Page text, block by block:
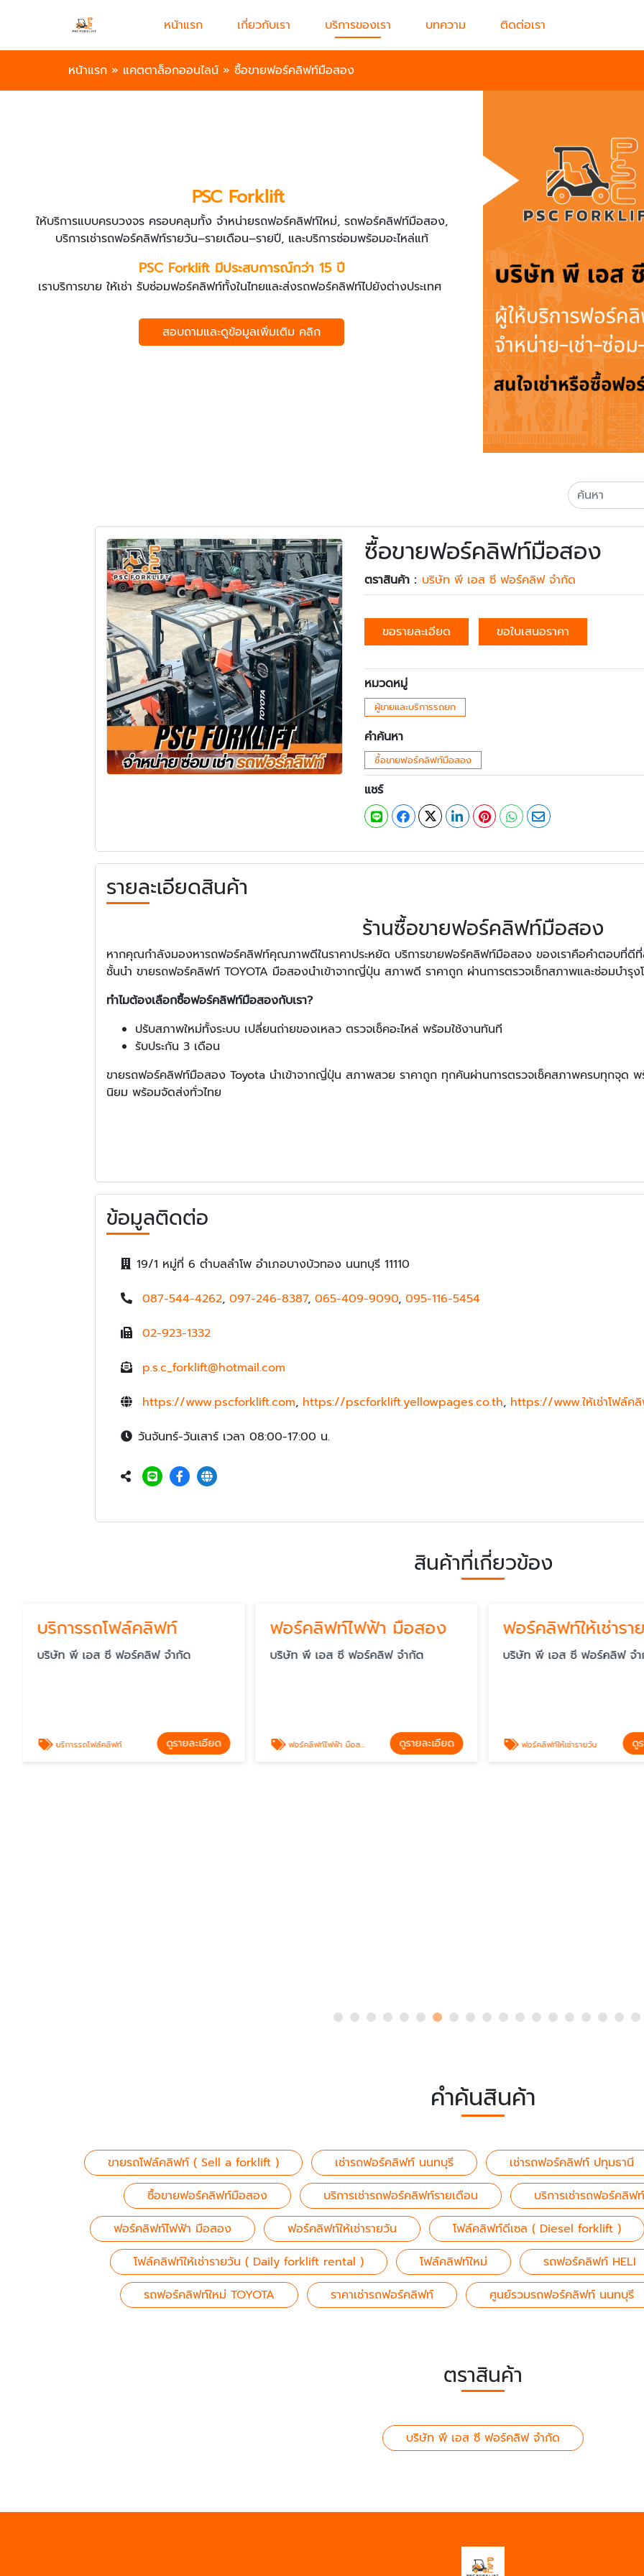
หน้าแรก เกี่ยวกับเรา บริการของเรา บทความ ติดต่อเรา
หน้าแรก » แคตตาล็อกออนไลน์ » ซื้อขายฟอร์คลิฟท์มือสอง
PSC Forklift
ให้บริการแบบครบวงจร ครอบคลุมทั้ง จำหน่ายรถฟอร์คลิฟท์ใหม่, รถฟอร์คลิฟท์มือสอง,
บริการเช่ารถฟอร์คลิฟท์รายวัน–รายเดือน–รายปี, และบริการซ่อมพร้อมอะไหล่แท้
PSC Forklift มีประสบการณ์กว่า 15 ปี
เราบริการขาย ให้เช่า รับซ่อมฟอร์คลิฟท์ทั้งในไทยและส่งรถฟอร์คลิฟท์ไปยังต่างประเทศ
สอบถามและดูข้อมูลเพิ่มเติม คลิก
ซื้อขายฟอร์คลิฟท์มือสอง
ตราสินค้า : บริษัท พี เอส ซี ฟอร์คลิฟ จำกัด
ขอรายละเอียด ขอใบเสนอราคา
หมวดหมู่
ผู้ขายและบริการรถยก
คำค้นหา
ซื้อขายฟอร์คลิฟท์มือสอง
แชร์
รายละเอียดสินค้า
ร้านซื้อขายฟอร์คลิฟท์มือสอง
หากคุณกำลังมองหารถฟอร์คลิฟท์คุณภาพดีในราคาประหยัด บริการขายฟอร์คลิฟท์มือสอง ของเราคือคำตอบที่ดี
ชั้นนำ ขายรถฟอร์คลิฟท์ TOYOTA มือสองนำเข้าจากญี่ปุ่น สภาพดี ราคาถูก ผ่านการตรวจเช็กสภาพและซ่อมบำรุ
ทำไมต้องเลือกซื้อฟอร์คลิฟท์มือสองกับเรา?
ปรับสภาพใหม่ทั้งระบบ เปลี่ยนถ่ายของเหลว ตรวจเช็คอะไหล่ พร้อมใช้งานทันที
รับประกัน 3 เดือน
ขายรถฟอร์คลิฟท์มือสอง Toyota นำเข้าจากญี่ปุ่น สภาพสวย ราคาถูก ทุกคันผ่านการตรวจเช็คสภาพครบทุกจุด
นิยม พร้อมจัดส่งทั่วไทย
ข้อมูลติดต่อ
19/1 หมู่ที่ 6 ตำบลลำโพ อำเภอบางบัวทอง นนทบุรี 11110
087-544-4262, 097-246-8387, 065-409-9090, 095-116-5454
02-923-1332
p.s.c_forklift@hotmail.com
https://www.pscforklift.com, https://pscforklift.yellowpages.co.th, https://www.ให้เช่าโฟล์ค
วันจันทร์-วันเสาร์ เวลา 08:00-17:00 น.
สินค้าที่เกี่ยวข้อง
การรถโฟล์คลิฟท์
ษัท พี เอส ซี ฟอร์คลิฟ จำกัด
บริการรถโฟล์คลิฟท์ ดูรายละเอียด
ฟอร์คลิฟท์ไฟฟ้า มือสอง
บริษัท พี เอส ซี ฟอร์คลิฟ จำกัด
ฟอร์คลิฟท์ไฟฟ้า มือสอง ดูรายละเอียด
ฟอร์คลิฟท์ให้เช่ารายวัน
บริษัท พี เอส ซี ฟอร์คลิฟ จำกัด
ฟอร์คลิฟท์ให้เช่ารายวัน ดูรายละเอียด
คำค้นสินค้า
ขายรถโฟล์คลิฟท์ ( Sell a forklift ) เช่ารถฟอร์คลิฟท์ นนทบุรี เช่ารถฟอร์คลิฟท์ ปทุมธานี
ซื้อขายฟอร์คลิฟท์มือสอง
บริการเช่ารถฟอร์คลิฟท์รายเดือน บริการเช่ารถฟอร์คลิฟ
ฟอร์คลิฟท์ไฟฟ้า มือสอง
ฟอร์คลิฟท์ให้เช่ารายวัน โฟล์คลิฟท์ดีเซล ( Diesel forklift )
โฟล์คลิฟท์ให้เช่ารายวัน ( Daily forklift rental )
โฟล์คลิฟท์ใหม่ รถฟอร์คลิฟท์ HELI
รถฟอร์คลิฟท์ใหม่ TOYOTA
ราคาเช่ารถฟอร์คลิฟท์ ศูนย์รวมรถฟอร์คลิฟท์ นนทบุรี
ตราสินค้า
บริษัท พี เอส ซี ฟอร์คลิฟ จำกัด